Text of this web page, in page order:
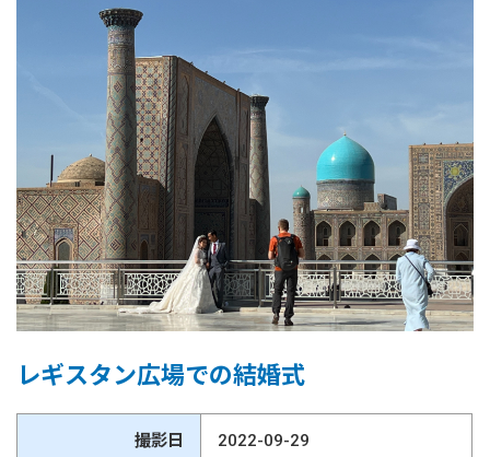
レギスタン広場での結婚式
撮影日 2022-09-29